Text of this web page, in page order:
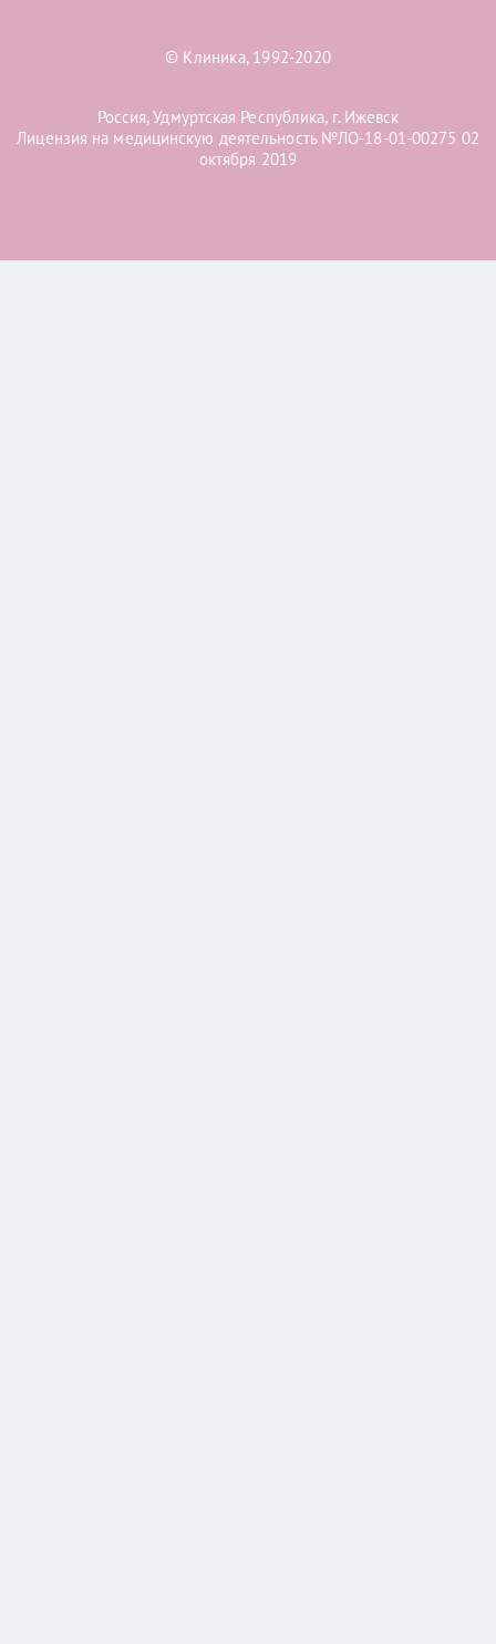
© Клиника, 1992-2020
Россия, Удмуртская Республика, г. Ижевск
Лицензия на медицинскую деятельность №ЛО-18-01-00275 02
октября 2019